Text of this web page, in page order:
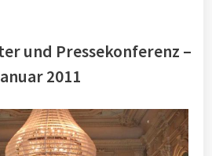
und Pressekonferenz –
2011